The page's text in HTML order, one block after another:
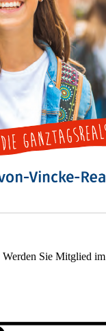
Werden Sie Mitglied im